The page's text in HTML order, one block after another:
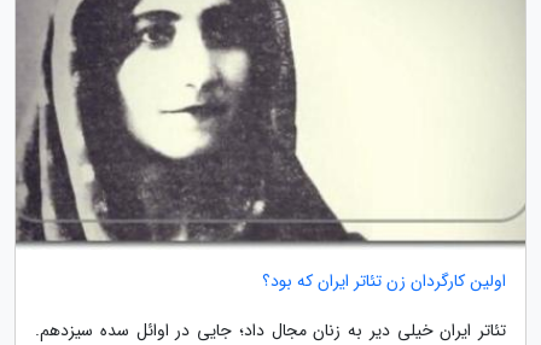
اولین کارگردان زن تئاتر ایران که بود؟
تئاتر ایران خیلی دیر به زنان مجال داد؛ جایی در اوائل سده سیزدهم.